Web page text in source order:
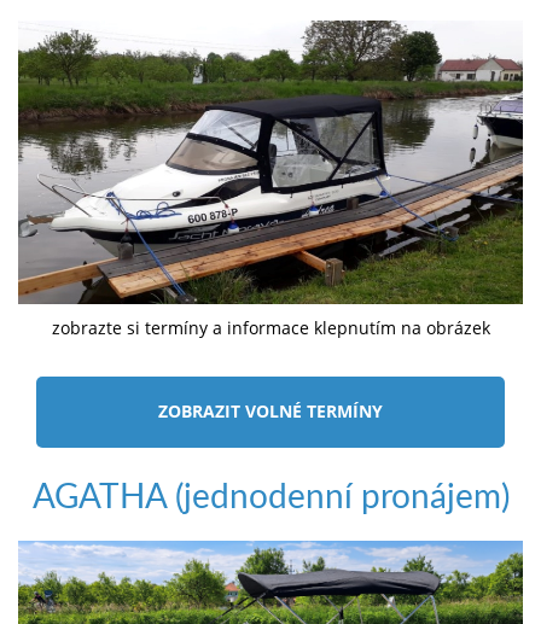
zobrazte si termíny a informace klepnutím na obrázek
ZOBRAZIT VOLNÉ TERMÍNY
AGATHA (jednodenní pronájem)